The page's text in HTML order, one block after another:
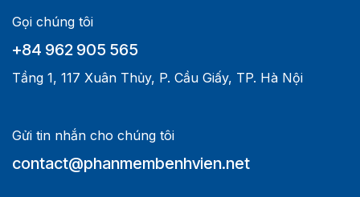
Gọi chúng tôi
+84 962 905 565
Tầng 1, 117 Xuân Thủy, P. Cầu Giấy, TP. Hà Nội
Gửi tin nhắn cho chúng tôi
contact@phanmembenhvien.net